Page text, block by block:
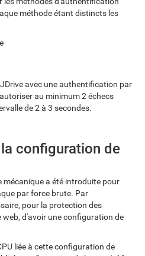
méthode étant distincts les
avec une authentification par
au minimum 2 échecs
de 2 à 3 secondes.
configuration de
mécanique a été introduite pour
par force brute. Par
pour la protection des
d'avoir une configuration de
liée à cette configuration de